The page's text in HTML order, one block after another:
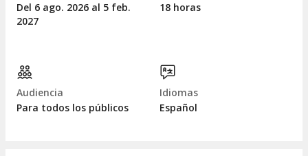
Del 6 ago. 2026 al 5 feb.
2027
18 horas
Audiencia
Para todos los públicos
Idiomas
Español